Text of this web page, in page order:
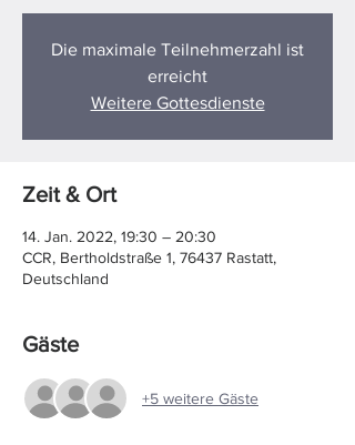
Die maximale Teilnehmerzahl ist
erreicht
Weitere Gottesdienste
Zeit & Ort
14. Jan. 2022, 19:30 – 20:30
CCR, Bertholdstraße 1, 76437 Rastatt,
Deutschland
Gäste
+5 weitere Gäste